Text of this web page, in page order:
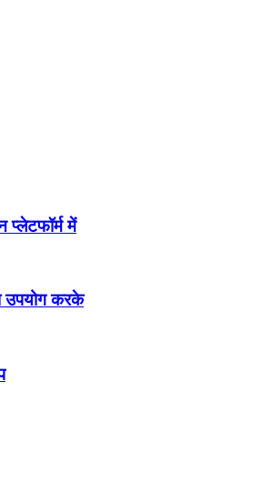
में
उपयोग करके